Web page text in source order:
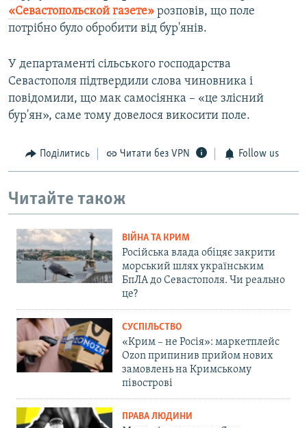
«Севастопольской газете» розповів, що поле
потрібно було обробити від бур'янів.
У департаменті сільського господарства
Севастополя підтвердили слова чиновника і
повідомили, що мак самосіянка – «це злісний
бур'ян», саме тому довелося викосити поле.
Поділитись Читати без VPN Follow us
Читайте також
ВІЙНА ТА КРИМ
Російська влада обіцяє закрити
морський шлях українським
БпЛА до Севастополя. Чи реально
це?
СУСПІЛЬСТВО
«Крим – не Росія»: маркетплейс
Ozon припинив прийом нових
замовлень на Кримському
півострові
ПРАВА ЛЮДИНИ